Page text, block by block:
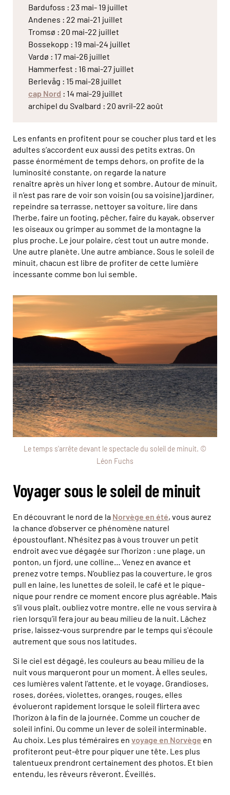
Bardufoss : 23 mai- 19 juillet
Andenes : 22 mai-21 juillet
Tromsø : 20 mai-22 juillet
Bossekopp : 19 mai-24 juillet
Vardø : 17 mai-26 juillet
Hammerfest : 16 mai-27 juillet
Berlevåg : 15 mai-28 juillet
cap Nord : 14 mai-29 juillet
archipel du Svalbard : 20 avril-22 août
Les enfants en profitent pour se coucher plus tard et les
adultes s’accordent eux aussi des petits extras. On
passe énormément de temps dehors, on profite de la
luminosité constante, on regarde la nature
renaître après un hiver long et sombre. Autour de minuit,
il n’est pas rare de voir son voisin (ou sa voisine) jardiner,
repeindre sa terrasse, nettoyer sa voiture, lire dans
l’herbe, faire un footing, pêcher, faire du kayak, observer
les oiseaux ou grimper au sommet de la montagne la
plus proche. Le jour polaire, c’est tout un autre monde.
Une autre planète. Une autre ambiance. Sous le soleil de
minuit, chacun est libre de profiter de cette lumière
incessante comme bon lui semble.
Le temps s'arrête devant le spectacle du soleil de minuit. ©
Léon Fuchs
Voyager sous le soleil de minuit
En découvrant le nord de la Norvège en été, vous aurez
la chance d’observer ce phénomène naturel
époustouflant. N’hésitez pas à vous trouver un petit
endroit avec vue dégagée sur l’horizon : une plage, un
ponton, un fjord, une colline… Venez en avance et
prenez votre temps. N’oubliez pas la couverture, le gros
pull en laine, les lunettes de soleil, le café et le pique-
nique pour rendre ce moment encore plus agréable. Mais
s’il vous plaît, oubliez votre montre, elle ne vous servira à
rien lorsqu’il fera jour au beau milieu de la nuit. Lâchez
prise, laissez-vous surprendre par le temps qui s'écoule
autrement que sous nos latitudes.
Si le ciel est dégagé, les couleurs au beau milieu de la
nuit vous marqueront pour un moment. À elles seules,
ces lumières valent l’attente, et le voyage. Grandioses,
roses, dorées, violettes, oranges, rouges, elles
évolueront rapidement lorsque le soleil flirtera avec
l’horizon à la fin de la journée. Comme un coucher de
soleil infini. Ou comme un lever de soleil interminable.
Au choix. Les plus téméraires en voyage en Norvège en
profiteront peut-être pour piquer une tête. Les plus
talentueux prendront certainement des photos. Et bien
entendu, les rêveurs rêveront. Éveillés.